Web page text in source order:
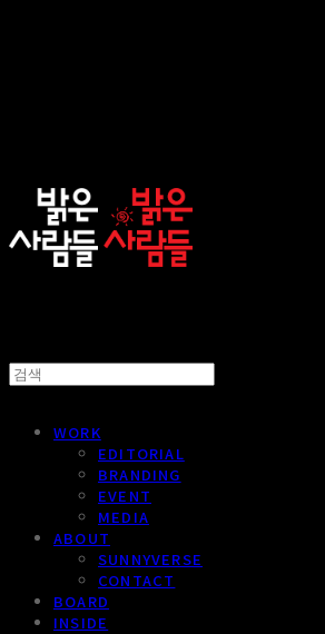
WORK
EDITORIAL
BRANDING
EVENT
MEDIA
ABOUT
SUNNYVERSE
CONTACT
BOARD
INSIDE